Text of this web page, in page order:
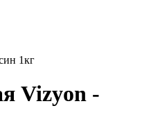
1кг
Vizyon -